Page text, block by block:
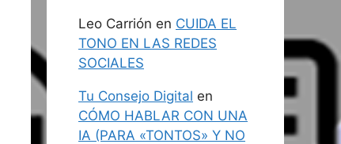
Leo Carrión en CUIDA EL
TONO EN LAS REDES
SOCIALES
Tu Consejo Digital en
CÓMO HABLAR CON UNA
IA (PARA «TONTOS» Y NO